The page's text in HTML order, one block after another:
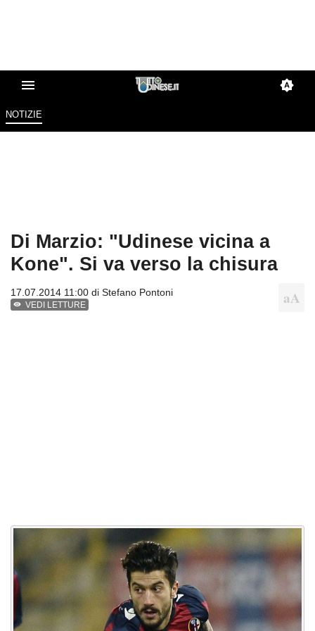
NOTIZIE
Di Marzio: "Udinese vicina a
Kone". Si va verso la chisura
17.07.2014 11:00 di Stefano Pontoni
VEDI LETTURE